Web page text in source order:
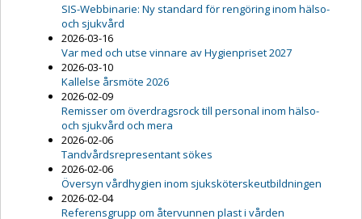
SIS-Webbinarie: Ny standard för rengöring inom hälso-
och sjukvård
2026-03-16
Var med och utse vinnare av Hygienpriset 2027
2026-03-10
Kallelse årsmöte 2026
2026-02-09
Remisser om överdragsrock till personal inom hälso-
och sjukvård och mera
2026-02-06
Tandvårdsrepresentant sökes
2026-02-06
Översyn vårdhygien inom sjuksköterskeutbildningen
2026-02-04
Referensgrupp om återvunnen plast i vården